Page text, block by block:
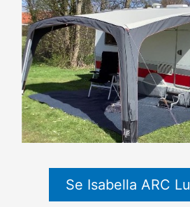
Se Isabella ARC